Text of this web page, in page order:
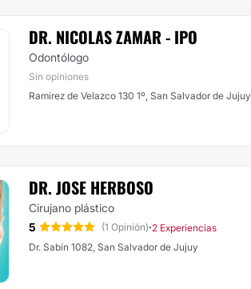
DR. NICOLAS ZAMAR - IPO
Odontólogo
Sin opiniones
Ramirez de Velazco 130 1º, San Salvador de Jujuy
DR. JOSE HERBOSO
Cirujano plástico
5
(1 Opinión)·2 Experiencias
Dr. Sabín 1082, San Salvador de Jujuy